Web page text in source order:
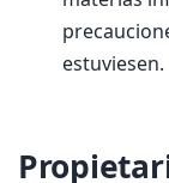
estuviesen.